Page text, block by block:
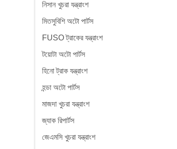
নিসান খুচরা যন্ত্রাংশ
মিতসুবিশি অটো পার্টস
FUSO ট্রাকের যন্ত্রাংশ
টয়োটা অটো পার্টস
হিনো ট্রাক যন্ত্রাংশ
হন্ডা অটো পার্টস
মাজদা খুচরা যন্ত্রাংশ
জ্যাক রিপার্টস
জেএমসি খুচরা যন্ত্রাংশ